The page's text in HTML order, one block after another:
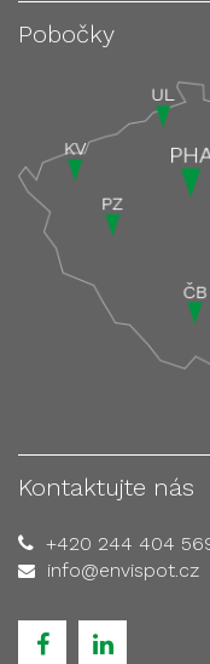
Pobočky
Kontaktujte nás
+420 244 404
info@envispot.cz